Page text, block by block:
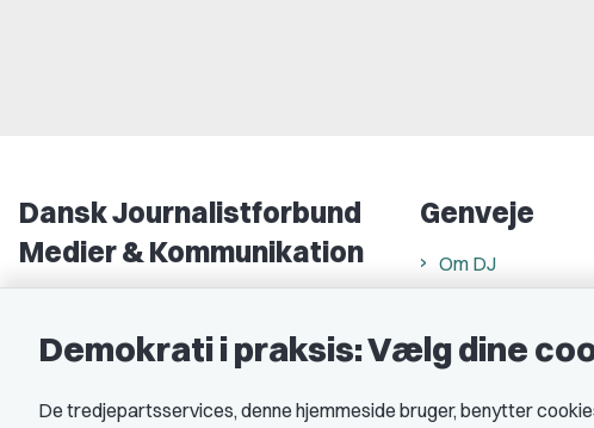
Dansk Journalistforbund
Medier & Kommunikation
EAN nr.: 5790002490071
Genveje
Om DJ
Find freelancer
Rettighedsmidler
Demokrati i praksis: Vælg dine
De tredjepartsservices, denne hjemmeside bruger, benytter